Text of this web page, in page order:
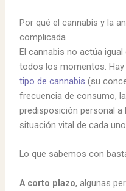
Por qué el cannabis y la
complicada
El cannabis no actúa
todos los momentos.
tipo de cannabis (su
frecuencia de consumo,
predisposición personal
situación vital de cada
Lo que sabemos con
A corto plazo, algunas